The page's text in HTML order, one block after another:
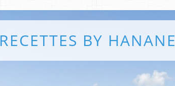
RECETTES BY HANANE